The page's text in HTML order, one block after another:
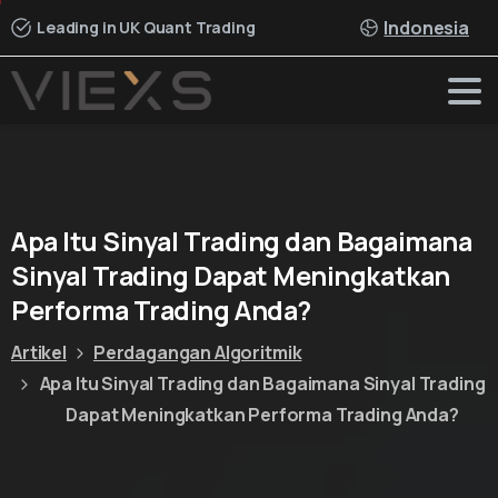
Leading in UK Quant Trading Indonesia
Apa Itu Sinyal Trading dan Bagaimana
Sinyal Trading Dapat Meningkatkan
PerformaTradingAnda?
Artikel
Perdagangan Algoritmik
Apa Itu Sinyal Trading dan Bagaimana Sinyal Trading
Dapat Meningkatkan Performa Trading Anda?